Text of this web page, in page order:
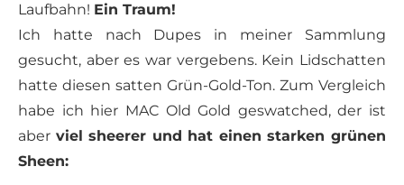
Laufbahn! Ein Traum!
Ich hatte nach Dupes in meiner Sammlung
gesucht, aber es war vergebens. Kein Lidschatten
hatte diesen satten Grün-Gold-Ton. Zum Vergleich
habe ich hier MAC Old Gold geswatched, der ist
aber viel sheerer und hat einen starken grünen
Sheen: